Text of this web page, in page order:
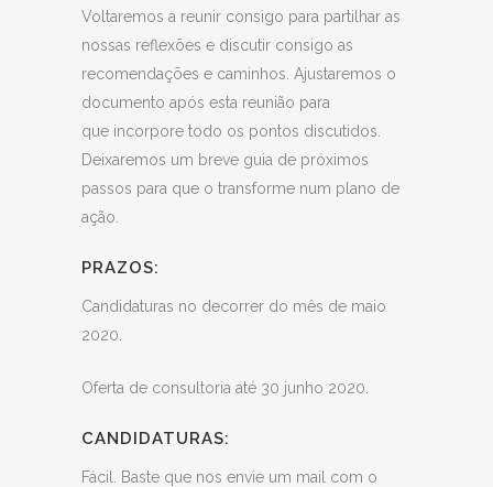
Voltaremos a reunir consigo para partilhar as
nossas reflexões e discutir consigo as
recomendações e caminhos. Ajustaremos o
documento após esta reunião para
que incorpore todo os pontos discutidos.
Deixaremos um breve guia de próximos
passos para que o transforme num plano de
ação.
PRAZOS:
Candidaturas no decorrer do mês de maio
2020.
Oferta de consultoria até 30 junho 2020.
CANDIDATURAS:
Fácil. Baste que nos envie um mail com o